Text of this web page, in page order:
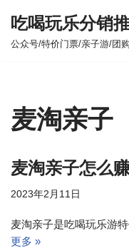
跳
吃喝玩乐分销
公众号/特价门票/亲子游/团
麦淘亲子
麦淘亲子怎么
2023年2月11日
麦淘亲子是吃喝玩乐游
更多 »